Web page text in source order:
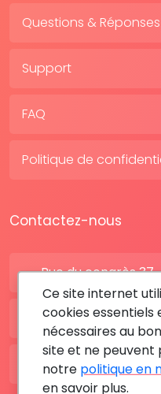
Questions &
Support
FAQ
Politique de
Contactez-nous
Rue du congrès 37
BE: +32 28080227
FR: +33 183642895
Ce site internet
cookies
nécessaires au
site et ne peuvent
notre politique en
en savoir plus.